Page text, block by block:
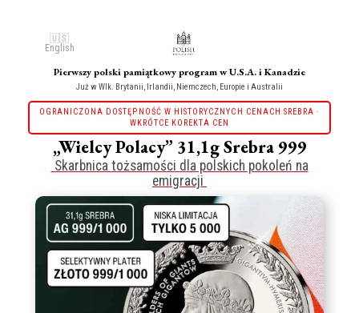
🇺🇸
English
Pierwszy polski pamiątkowy program w U.S.A. i Kanadzie
Już w Wlk. Brytanii, Irlandii, Niemczech, Europie i Australii
OGRANICZONA DOSTĘPNOŚĆ W HISTORYCZNYCH CENACH SREBRA ·
WKRÓTCE KOREKTA CEN
„Wielcy Polacy” 31,1g Srebra 999
Skarbnica tożsamości dla polskich pokoleń na
emigracji